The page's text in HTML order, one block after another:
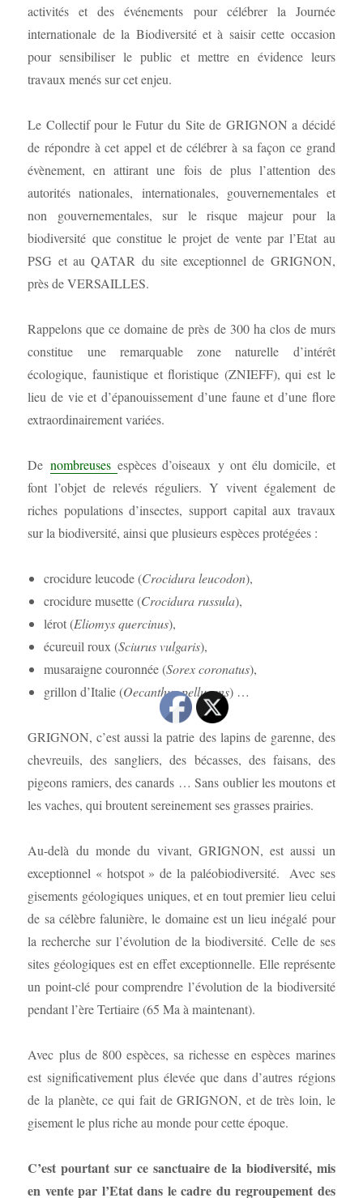
activités et des événements pour célébrer la Journée
internationale de la Biodiversité et à saisir cette occasion
pour sensibiliser le public et mettre en évidence leurs
travaux menés sur cet enjeu.
Le Collectif pour le Futur du Site de GRIGNON a décidé
de répondre à cet appel et de célébrer à sa façon ce grand
évènement, en attirant une fois de plus l’attention des
autorités nationales, internationales, gouvernementales et
non gouvernementales, sur le risque majeur pour la
biodiversité que constitue le projet de vente par l’Etat au
PSG et au QATAR du site exceptionnel de GRIGNON,
près de VERSAILLES.
Rappelons que ce domaine de près de 300 ha clos de murs
constitue une remarquable zone naturelle d’intérêt
écologique, faunistique et floristique (ZNIEFF), qui est le
lieu de vie et d’épanouissement d’une faune et d’une flore
extraordinairement variées.
De nombreuses espèces d’oiseaux y ont élu domicile, et
font l’objet de relevés réguliers. Y vivent également de
riches populations d’insectes, support capital aux travaux
sur la biodiversité, ainsi que plusieurs espèces protégées :
crocidure leucode (Crocidura leucodon),
crocidure musette (Crocidura russula),
lérot (Eliomys quercinus),
écureuil roux (Sciurus vulgaris),
musaraigne couronnée (Sorex coronatus),
grillon d’Italie (Oecanthus pellucens) …
GRIGNON, c’est aussi la patrie des lapins de garenne, des
chevreuils, des sangliers, des bécasses, des faisans, des
pigeons ramiers, des canards … Sans oublier les moutons et
les vaches, qui broutent sereinement ses grasses prairies.
Au-delà du monde du vivant, GRIGNON, est aussi un
exceptionnel « hotspot » de la paléobiodiversité. Avec ses
gisements géologiques uniques, et en tout premier lieu celui
de sa célèbre falunière, le domaine est un lieu inégalé pour
la recherche sur l’évolution de la biodiversité. Celle de ses
sites géologiques est en effet exceptionnelle. Elle représente
un point-clé pour comprendre l’évolution de la biodiversité
pendant l’ère Tertiaire (65 Ma à maintenant).
Avec plus de 800 espèces, sa richesse en espèces marines
est significativement plus élevée que dans d’autres régions
de la planète, ce qui fait de GRIGNON, et de très loin, le
gisement le plus riche au monde pour cette époque.
C’est pourtant sur ce sanctuaire de la biodiversité, mis
en vente par l’Etat dans le cadre du regroupement des